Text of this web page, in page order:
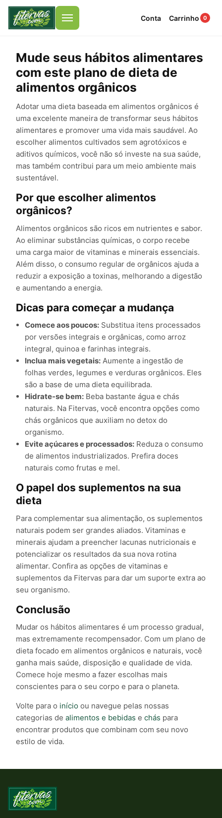
Menu Conta Carrinho 0
Mude seus hábitos alimentares
com este plano de dieta de
alimentos orgânicos
Adotar uma dieta baseada em alimentos orgânicos é
uma excelente maneira de transformar seus hábitos
alimentares e promover uma vida mais saudável. Ao
escolher alimentos cultivados sem agrotóxicos e
aditivos químicos, você não só investe na sua saúde,
mas também contribui para um meio ambiente mais
sustentável.
Por que escolher alimentos
orgânicos?
Alimentos orgânicos são ricos em nutrientes e sabor.
Ao eliminar substâncias químicas, o corpo recebe
uma carga maior de vitaminas e minerais essenciais.
Além disso, o consumo regular de orgânicos ajuda a
reduzir a exposição a toxinas, melhorando a digestão
e aumentando a energia.
Dicas para começar a mudança
Comece aos poucos: Substitua itens processados
por versões integrais e orgânicas, como arroz
integral, quinoa e farinhas integrais.
Inclua mais vegetais: Aumente a ingestão de
folhas verdes, legumes e verduras orgânicos. Eles
são a base de uma dieta equilibrada.
Hidrate-se bem: Beba bastante água e chás
naturais. Na Fitervas, você encontra opções como
chás orgânicos que auxiliam no detox do
organismo.
Evite açúcares e processados: Reduza o consumo
de alimentos industrializados. Prefira doces
naturais como frutas e mel.
O papel dos suplementos na sua
dieta
Para complementar sua alimentação, os suplementos
naturais podem ser grandes aliados. Vitaminas e
minerais ajudam a preencher lacunas nutricionais e
potencializar os resultados da sua nova rotina
alimentar. Confira as opções de vitaminas e
suplementos da Fitervas para dar um suporte extra ao
seu organismo.
Conclusão
Mudar os hábitos alimentares é um processo gradual,
mas extremamente recompensador. Com um plano de
dieta focado em alimentos orgânicos e naturais, você
ganha mais saúde, disposição e qualidade de vida.
Comece hoje mesmo a fazer escolhas mais
conscientes para o seu corpo e para o planeta.
Volte para o início ou navegue pelas nossas
categorias de alimentos e bebidas e chás para
encontrar produtos que combinam com seu novo
estilo de vida.